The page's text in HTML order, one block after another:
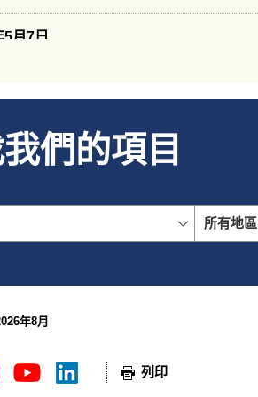
5月7日
4月23日
邨獲食物環境衞生署頒發「卓越滅鼠伙伴銀獎
及公共責任」榮譽獎及「年報—網上版：非牟
港提升快樂指數基金主辦的「開心工作間」
月20日
們的項目
所有地區
年8月
列印